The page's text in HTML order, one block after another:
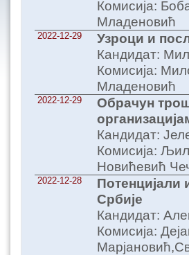
Комисија:
Младеновић
2022-12-29
Узроци и
Кандидат:
Комисија:
Младеновић
2022-12-29
Обрачун
Кандидат:
Комисија:
Новићевић
2022-12-28
Потенцијали
Србије
Кандидат:
Комисија: